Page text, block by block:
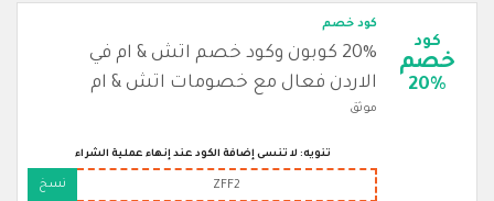
كود
خصم
20%
كود خصم
20% كوبون وكود خصم اتش & ام في
الاردن فعال مع خصومات اتش & ام
موثق
تنويه: لا تنسى إضافة الكود عند إنهاء عملية الشراء
ZFF2 نسخ